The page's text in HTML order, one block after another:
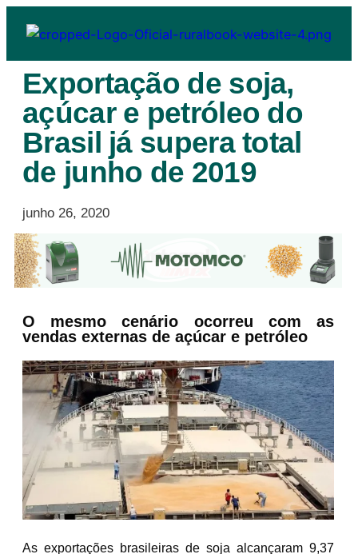
Exportação de soja,
açúcar e petróleo do
Brasil já supera total
de junho de 2019
junho 26, 2020
O mesmo cenário ocorreu com as
vendas externas de açúcar e petróleo
As exportações brasileiras de soja alcançaram 9,37